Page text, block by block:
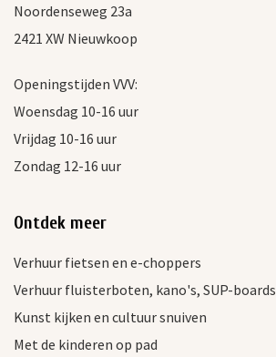
Noordenseweg 23a
2421 XW Nieuwkoop
Openingstijden VVV:
Woensdag 10-16 uur
Vrijdag 10-16 uur
Zondag 12-16 uur
Ontdek meer
Verhuur fietsen en e-choppers
Verhuur fluisterboten, kano's, SUP-boards
Kunst kijken en cultuur snuiven
Met de kinderen op pad